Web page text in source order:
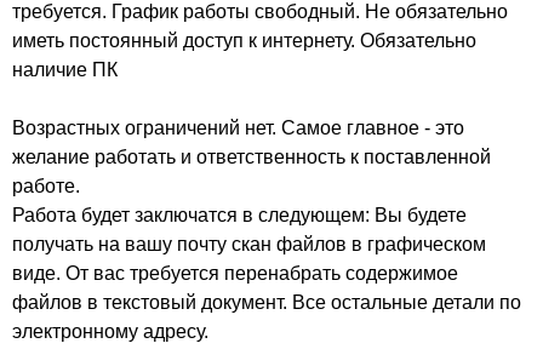
требуется. График работы свободный. Не обязательно
иметь постоянный доступ к интернету. Обязательно
наличие ПК
Возрастных ограничений нет. Cамое главное - это
желание работать и ответственность к поставленной
работе.
Работа будет заключатся в следующем: Вы будете
полyчать на вашу почту скан файлов в графическом
виде. От вас требуется перенабрать содержимое
файлов в текстовый документ. Все остальные детали по
электронному адресу.